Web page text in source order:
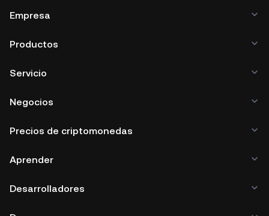
Empresa
Productos
Servicio
Negocios
Precios de criptomonedas
Aprender
Desarrolladores